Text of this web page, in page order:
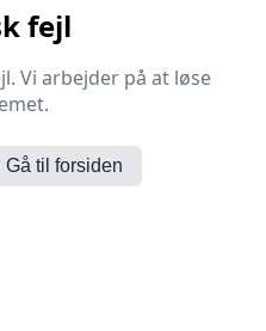
fejl
Vi arbejder på at løse
Gå til forsiden